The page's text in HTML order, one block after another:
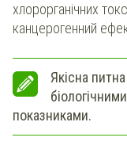
хлорорганічних
канцерогенний
Якісна
показниками.